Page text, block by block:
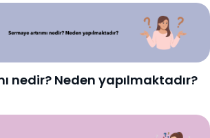
nedir? Neden yapılmaktadır?